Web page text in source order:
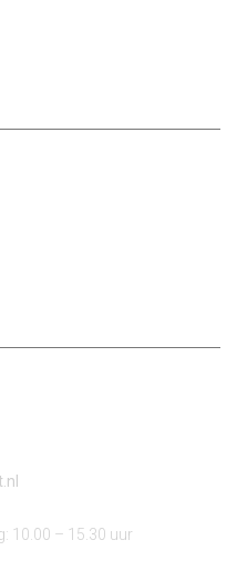
10.00 – 15.30 uur